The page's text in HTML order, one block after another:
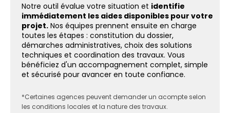
Notre outil évalue votre situation et identifie
immédiatement les aides disponibles pour votre
projet. Nos équipes prennent ensuite en charge
toutes les étapes : constitution du dossier,
démarches administratives, choix des solutions
techniques et coordination des travaux. Vous
bénéficiez d'un accompagnement complet, simple
et sécurisé pour avancer en toute confiance.
*Certaines agences peuvent demander un acompte selon
les conditions locales et la nature des travaux.